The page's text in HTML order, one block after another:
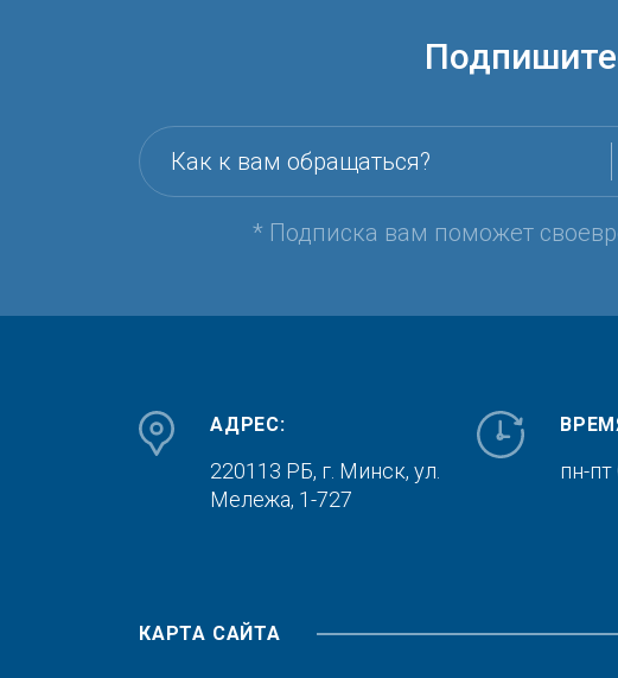
Как к вам обращаться?
* Подписка вам поможет
АДРЕС:
220113 РБ, г. Минск, ул.
Мележа, 1-727
пн-пт
КАРТА САЙТА